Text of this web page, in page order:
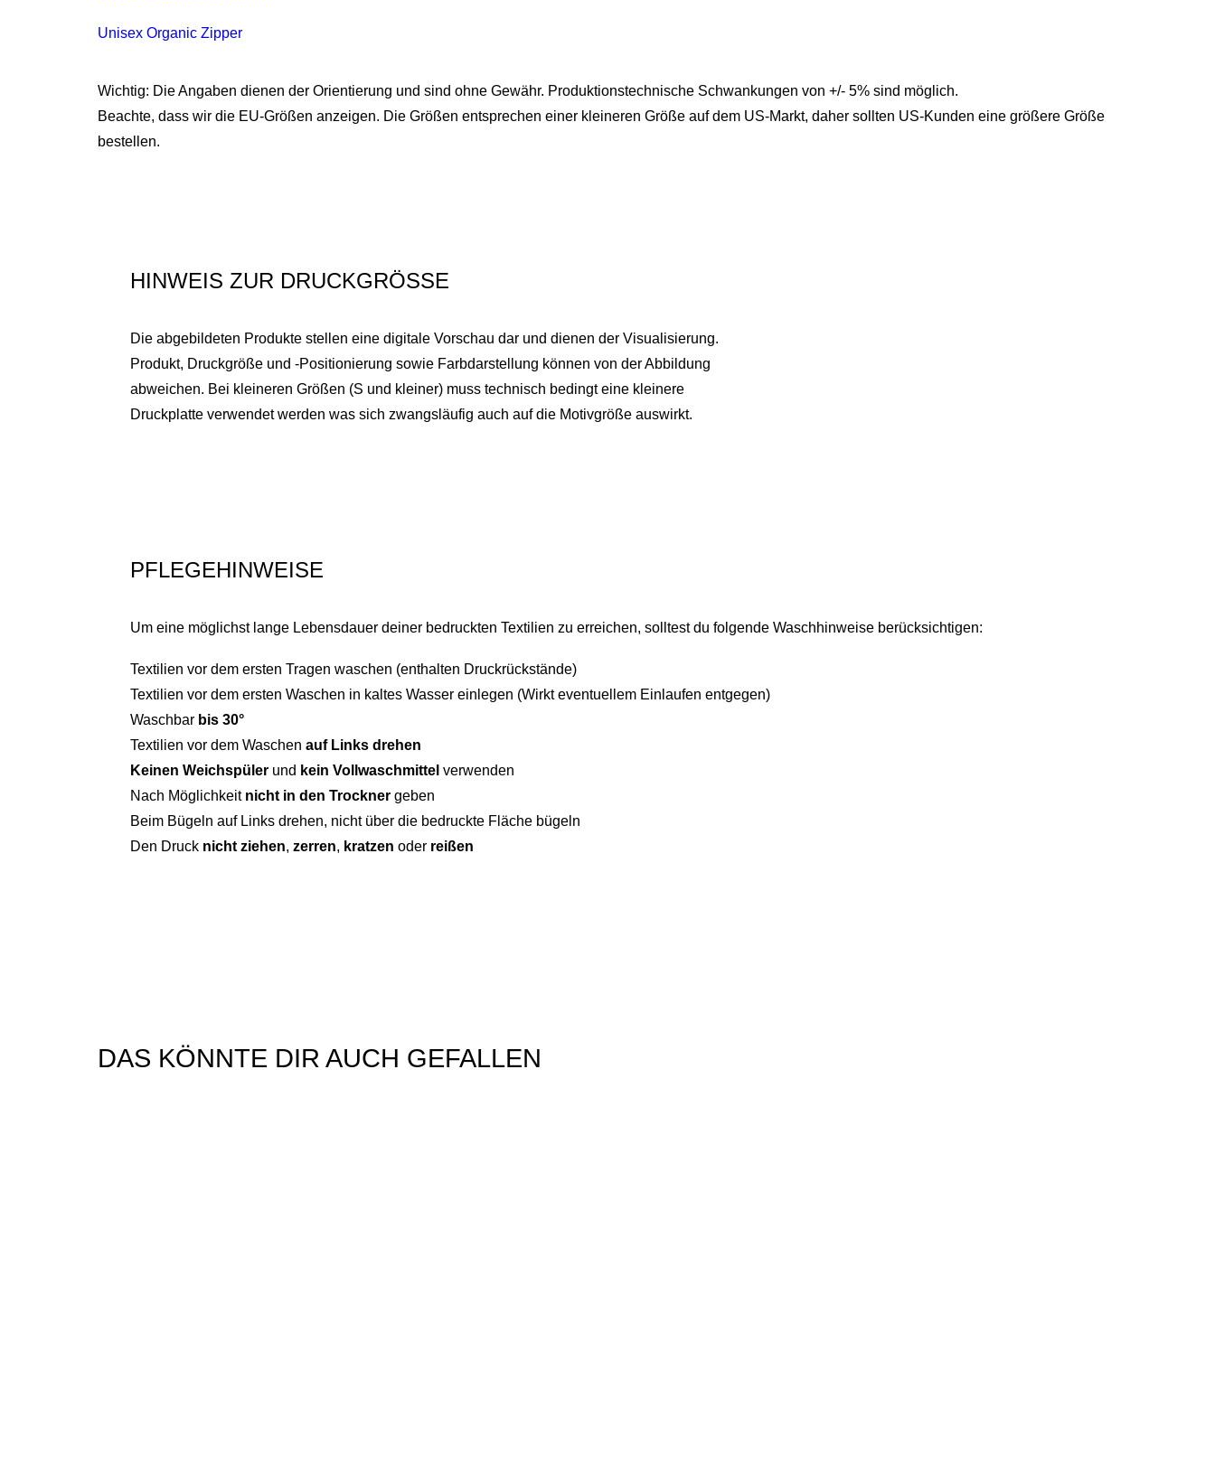
Unisex Organic Zipper
Wichtig: Die Angaben dienen der Orientierung und sind ohne Gewähr. Produktionstechnische Schwankungen von +/- 5% sind möglich.
Beachte, dass wir die EU-Größen anzeigen. Die Größen entsprechen einer kleineren Größe auf dem US-Markt, daher sollten US-Kunden eine größere Größe
bestellen.
HINWEIS ZUR DRUCKGRÖSSE
Die abgebildeten Produkte stellen eine digitale Vorschau dar und dienen der Visualisierung.
Produkt, Druckgröße und -Positionierung sowie Farbdarstellung können von der Abbildung
abweichen. Bei kleineren Größen (S und kleiner) muss technisch bedingt eine kleinere
Druckplatte verwendet werden was sich zwangsläufig auch auf die Motivgröße auswirkt.
PFLEGEHINWEISE
Um eine möglichst lange Lebensdauer deiner bedruckten Textilien zu erreichen, solltest du folgende Waschhinweise berücksichtigen:
Textilien vor dem ersten Tragen waschen (enthalten Druckrückstände)
Textilien vor dem ersten Waschen in kaltes Wasser einlegen (Wirkt eventuellem Einlaufen entgegen)
Waschbar bis 30°
Textilien vor dem Waschen auf Links drehen
Keinen Weichspüler und kein Vollwaschmittel verwenden
Nach Möglichkeit nicht in den Trockner geben
Beim Bügeln auf Links drehen, nicht über die bedruckte Fläche bügeln
Den Druck nicht ziehen, zerren, kratzen oder reißen
DAS KÖNNTE DIR AUCH GEFALLEN